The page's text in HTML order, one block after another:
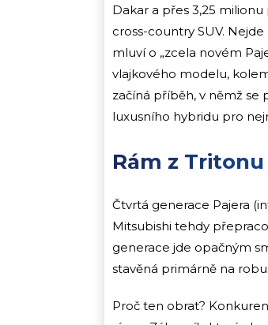
Dakar a přes 3,25
cross-country SUV.
mluví o „zcela novém
vlajkového modelu,
začíná příběh, v němž se
luxusního hybridu pro
Rám z
Čtvrtá generace Pajera
Mitsubishi tehdy
generace jde opačným
stavěná primárně na
Proč ten obrat?